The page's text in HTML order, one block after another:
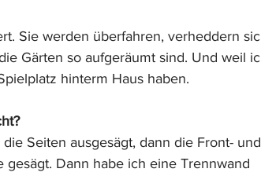
Sie werden überfahren, verheddern
Gärten so aufgeräumt sind. Und weil
hinterm Haus haben.
Seiten ausgesägt, dann die Front-
Dann habe ich eine Trennwand